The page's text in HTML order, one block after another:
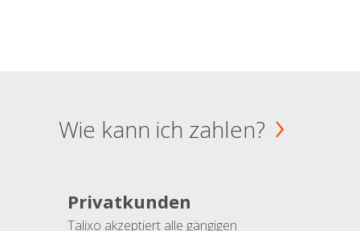
Wie kann ich zahlen?
Privatkunden
Talixo akzeptiert alle gängigen